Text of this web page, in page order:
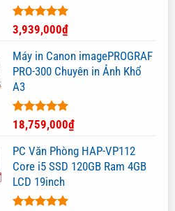
Được xếp
hạng 5.00
5 sao
3,939,000₫
Máy in Canon imagePROGRAF
PRO-300 Chuyên in Ảnh Khổ
A3
Được xếp
hạng
5.00
5 sao
18,759,000₫
PC Văn Phòng HAP-VP112
Core i5 SSD 120GB Ram 4GB
LCD 19inch